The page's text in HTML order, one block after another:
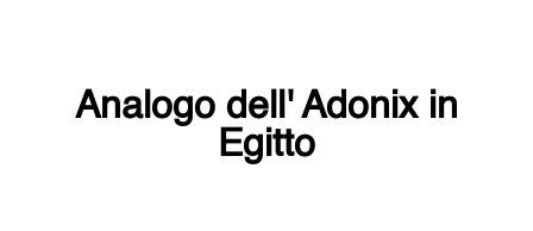
Analogo dell'Adonixin
Egitto